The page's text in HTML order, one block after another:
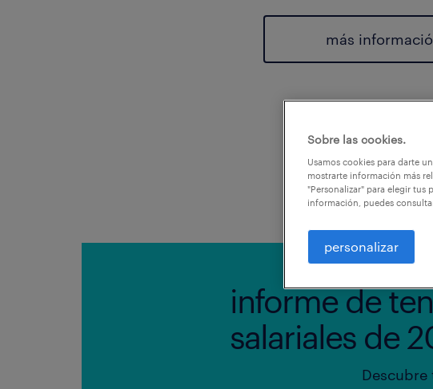
más
informe de
salariales de
Sobre las cookies.
Usamos cookies para darte
mostrarte información más
"Personalizar" para elegir tus
información, puedes
personalizar